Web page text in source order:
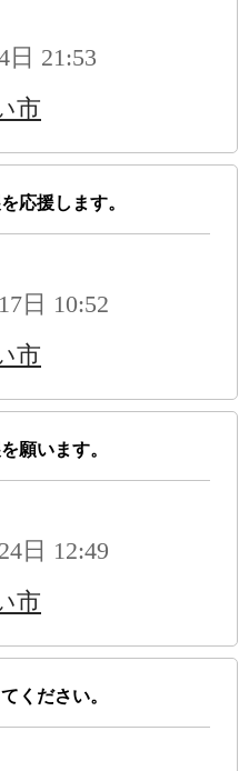
日 21:53
市
応援します。
日 10:52
市
願います。
日 12:49
市
ください。